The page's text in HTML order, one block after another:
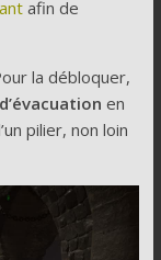
afin de
la débloquer,
en
pilier, non loin